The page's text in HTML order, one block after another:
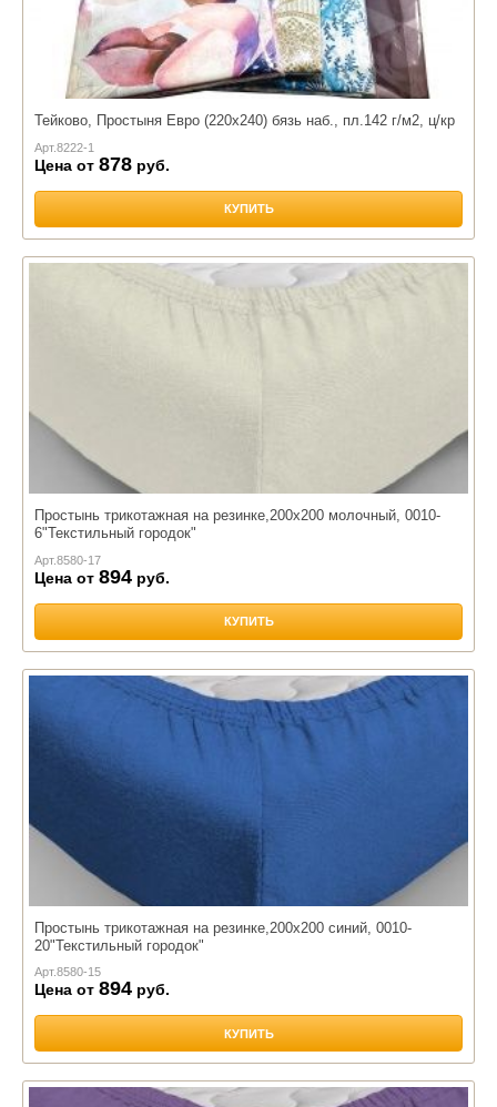
Тейково, Простыня Евро (220х240) бязь наб., пл.142 г/м2, ц/кр
Арт.8222-1
Цена от 878 руб.
КУПИТЬ
Простынь трикотажная на резинке,200х200 молочный, 0010-
6"Текстильный городок"
Арт.8580-17
Цена от 894 руб.
КУПИТЬ
Простынь трикотажная на резинке,200х200 синий, 0010-
20"Текстильный городок"
Арт.8580-15
Цена от 894 руб.
КУПИТЬ